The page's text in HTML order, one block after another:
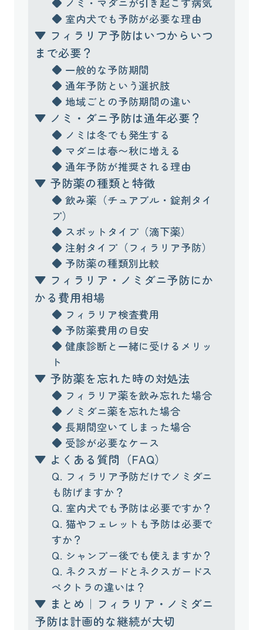
◆ 室内犬でも予防が必要な理由
▼ フィラリア予防はいつからいつ
まで必要？
◆ 一般的な予防期間
◆ 通年予防という選択肢
◆ 地域ごとの予防期間の違い
▼ ノミ・ダニ予防は通年必要？
◆ ノミは冬でも発生する
◆ マダニは春〜秋に増える
◆ 通年予防が推奨される理由
▼ 予防薬の種類と特徴
◆ 飲み薬（チュアブル・錠剤タイ
プ）
◆ スポットタイプ（滴下薬）
◆ 注射タイプ（フィラリア予防）
◆ 予防薬の種類別比較
▼ フィラリア・ノミダニ予防にか
かる費用相場
◆ フィラリア検査費用
◆ 予防薬費用の目安
◆ 健康診断と一緒に受けるメリッ
ト
▼ 予防薬を忘れた時の対処法
◆ フィラリア薬を飲み忘れた場合
◆ ノミダニ薬を忘れた場合
◆ 長期間空いてしまった場合
◆ 受診が必要なケース
▼ よくある質問（FAQ）
Q. フィラリア予防だけでノミダニ
も防げますか？
Q. 室内犬でも予防は必要ですか？
Q. 猫やフェレットも予防は必要で
すか？
Q. シャンプー後でも使えますか？
Q. ネクスガードとネクスガードス
ペクトラの違いは？
▼ まとめ｜フィラリア・ノミダニ
予防は計画的な継続が大切